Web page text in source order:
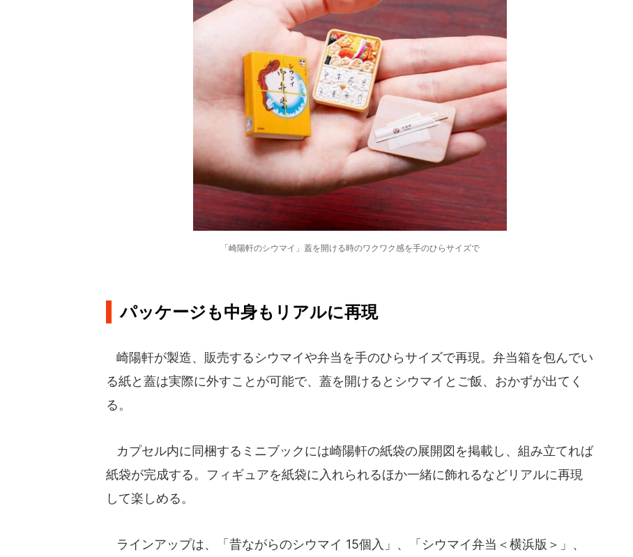
「崎陽軒のシウマイ」蓋を開ける時のワクワク感を手のひらサイズで
パッケージも中身もリアルに再現
崎陽軒が製造、販売するシウマイや弁当を手のひらサイズで再現。弁当箱を包んでい
る紙と蓋は実際に外すことが可能で、蓋を開けるとシウマイとご飯、おかずが出てく
る。
カプセル内に同梱するミニブックには崎陽軒の紙袋の展開図を掲載し、組み立てれば
紙袋が完成する。フィギュアを紙袋に入れられるほか一緒に飾れるなどリアルに再現
して楽しめる。
ラインアップは、「昔ながらのシウマイ 15個入」、「シウマイ弁当＜横浜版＞」、